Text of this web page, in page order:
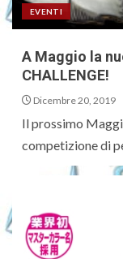
EVENTI
A Maggio la
CHALLENGE!
Dicembre 20, 2019
Il prossimo
competizione di